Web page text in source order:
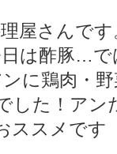
屋さんで
は酢豚…
に鶏肉・
した！ア
ススメで